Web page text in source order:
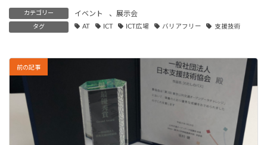
カテゴリー イベント 、 展示会
タグ AT ICT ICT広場 バリアフリー 支援技術
前の記事